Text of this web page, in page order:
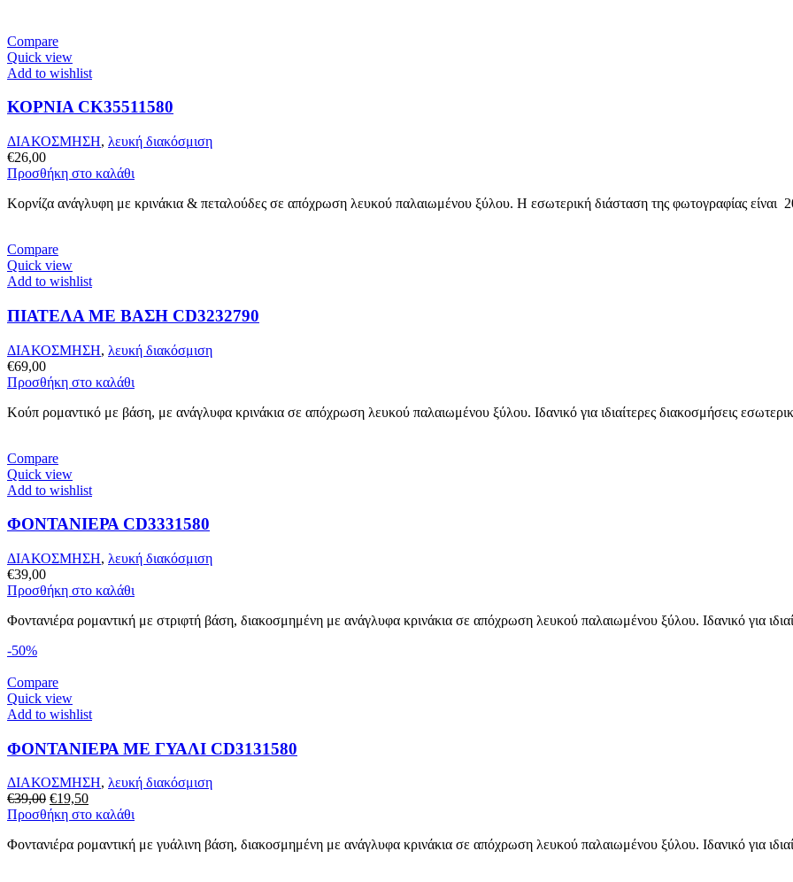
Compare
Quick view
Add to wishlist
ΚΟΡΝΙΑ CK35511580
ΔΙΑΚΟΣΜΗΣΗ, λευκή διακόσμιση
€26,00
Προσθήκη στο καλάθι
Κορνίζα ανάγλυφη με κρινάκια & πεταλούδες σε απόχρωση λευκού παλαιωμένου ξύλου. Η εσωτερική διάσταση της φωτογραφίας είναι
Compare
Quick view
Add to wishlist
ΠΙΑΤΕΛΑ ΜΕ ΒΑΣΗ CD3232790
ΔΙΑΚΟΣΜΗΣΗ, λευκή διακόσμιση
€69,00
Προσθήκη στο καλάθι
Κούπ ρομαντικό με βάση, με ανάγλυφα κρινάκια σε απόχρωση λευκού παλαιωμένου ξύλου. Ιδανικό για ιδιαίτερες διακοσμήσεις
Compare
Quick view
Add to wishlist
ΦΟΝΤΑΝΙΕΡΑ CD3331580
ΔΙΑΚΟΣΜΗΣΗ, λευκή διακόσμιση
€39,00
Προσθήκη στο καλάθι
Φοντανιέρα ρομαντική με στριφτή βάση, διακοσμημένη με ανάγλυφα κρινάκια σε απόχρωση λευκού παλαιωμένου ξύλου. Ιδανικό για
-50%
Compare
Quick view
Add to wishlist
ΦΟΝΤΑΝΙΕΡΑ ΜΕ ΓΥΑΛΙ CD3131580
ΔΙΑΚΟΣΜΗΣΗ, λευκή διακόσμιση
€39,00 Original
price
€39,00.
€19,50Η
τρέχουσα
είναι:
Προσθήκη στο καλάθι
Φοντανιέρα ρομαντική με γυάλινη βάση, διακοσμημένη με ανάγλυφα κρινάκια σε απόχρωση λευκού παλαιωμένου ξύλου. Ιδανικό για